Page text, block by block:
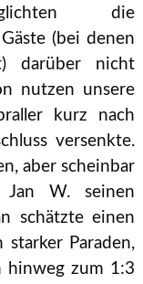
die
(bei denen
darüber nicht
nutzen unsere
kurz nach
versenkte.
aber scheinbar
Jan W. seinen
schätzte einen
starker Paraden,
hinweg zum 1:3